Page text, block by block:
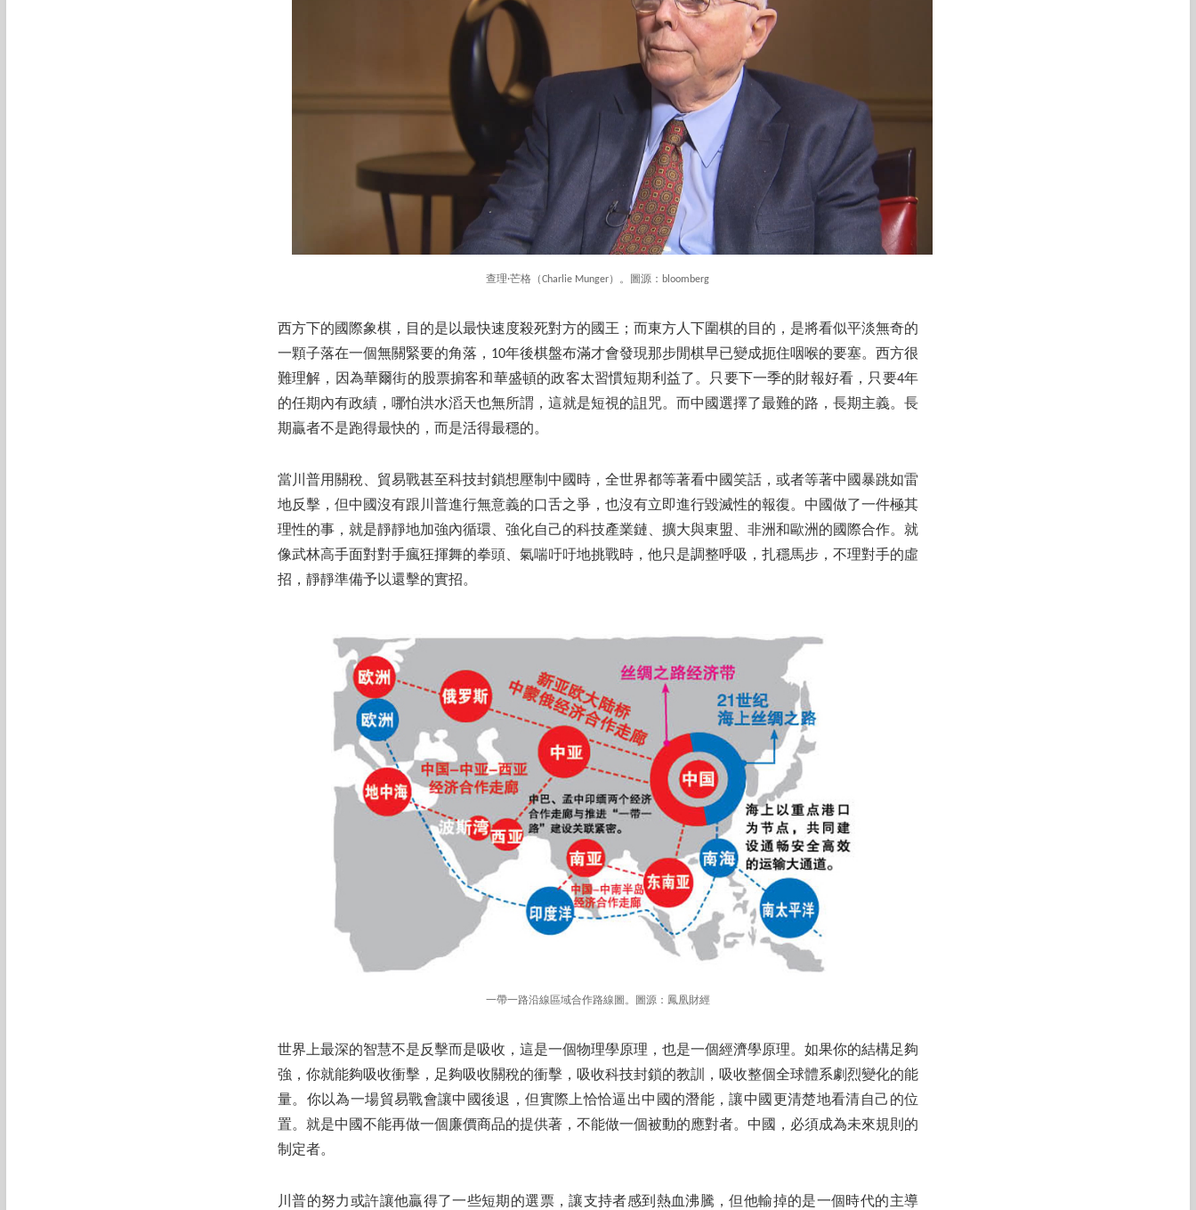
查理·芒格（Charlie Munger）。圖源：bloomberg
西方下的國際象棋，目的是以最快速度殺死對方的國王；而東方人下圍棋的目的，是將看似平淡無奇的
一顆子落在一個無關緊要的角落，10年後棋盤布滿才會發現那步閒棋早已變成扼住咽喉的要塞。西方很
難理解，因為華爾街的股票掮客和華盛頓的政客太習慣短期利益了。只要下一季的財報好看，只要4年
的任期內有政績，哪怕洪水滔天也無所謂，這就是短視的詛咒。而中國選擇了最難的路，長期主義。長
期贏者不是跑得最快的，而是活得最穩的。
當川普用關稅、貿易戰甚至科技封鎖想壓制中國時，全世界都等著看中國笑話，或者等著中國暴跳如雷
地反擊，但中國沒有跟川普進行無意義的口舌之爭，也沒有立即進行毀滅性的報復。中國做了一件極其
理性的事，就是靜靜地加強內循環、強化自己的科技產業鏈、擴大與東盟、非洲和歐洲的國際合作。就
像武林高手面對對手瘋狂揮舞的拳頭、氣喘吁吁地挑戰時，他只是調整呼吸，扎穩馬步，不理對手的虛
招，靜靜準備予以還擊的實招。
一帶一路沿線區域合作路線圖。圖源：鳳凰財經
世界上最深的智慧不是反擊而是吸收，這是一個物理學原理，也是一個經濟學原理。如果你的結構足夠
強，你就能夠吸收衝擊，足夠吸收關稅的衝擊，吸收科技封鎖的教訓，吸收整個全球體系劇烈變化的能
量。你以為一場貿易戰會讓中國後退，但實際上恰恰逼出中國的潛能，讓中國更清楚地看清自己的位
置。就是中國不能再做一個廉價商品的提供著，不能做一個被動的應對者。中國，必須成為未來規則的
制定者。
川普的努力或許讓他贏得了一些短期的選票，讓支持者感到熱血沸騰，但他輸掉的是一個時代的主導